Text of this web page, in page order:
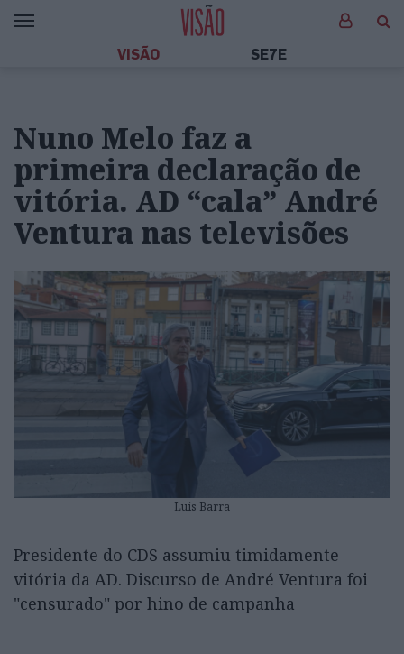
VISÃO SE7E
Nuno Melo faz a
primeira declaração de
vitória. AD “cala” André
Ventura nas televisões
Luís Barra
Presidente do CDS assumiu timidamente
vitória da AD. Discurso de André Ventura foi
"censurado" por hino de campanha